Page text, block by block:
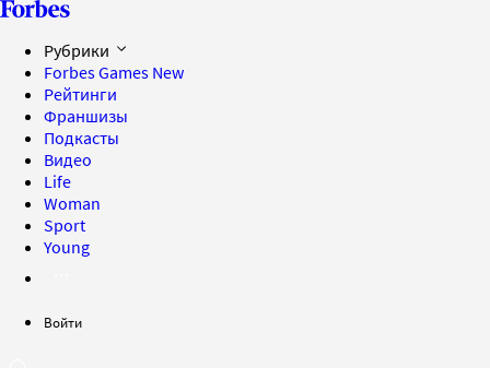
Рубрики
Forbes Games New
Рейтинги
Франшизы
Подкасты
Видео
Life
Woman
Sport
Young
Войти